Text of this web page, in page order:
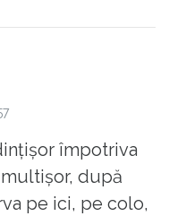
apropo de
, spune ca
partid care nu-i
tale din curte
bolnava !
împotriva
după
pe ici, pe colo,